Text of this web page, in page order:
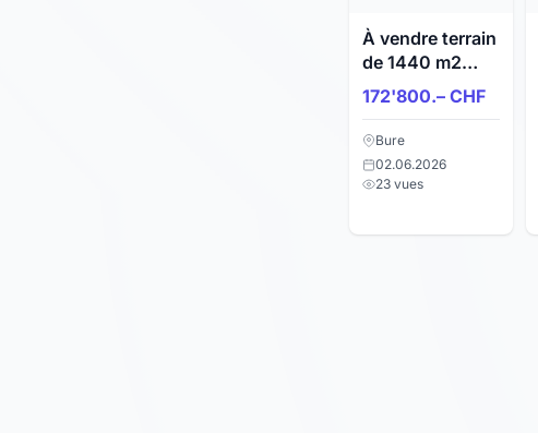
À vendre terrain
de 1440 m2
pour nouvelle
construction à
Bure
172'800.– CHF
Bure
02.06.2026
23 vues